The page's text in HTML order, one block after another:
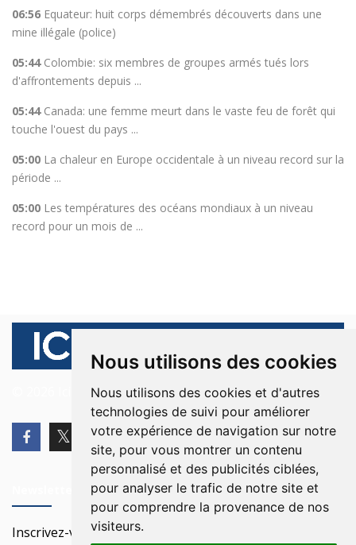
Nous utilisons des cookies
Nous utilisons des cookies et d'autres
technologies de suivi pour améliorer
votre expérience de navigation sur notre
site, pour vous montrer un contenu
personnalisé et des publicités ciblées,
pour analyser le trafic de notre site et
pour comprendre la provenance de nos
visiteurs.
06:56 Equateur: huit corps démembrés découverts dans une
mine illégale (police)
05:44 Colombie: six membres de groupes armés tués lors
d'affrontements depuis ...
05:44 Canada: une femme meurt dans le vaste feu de forêt qui
touche l'ouest du pays ...
05:00 La chaleur en Europe occidentale à un niveau record sur la
période ...
05:00 Les températures des océans mondiaux à un niveau
record pour un mois de ...
© 2026 Ici Beyrouth. Tous les droits sont réservés.
Inscrivez-vous à notre Newsletter